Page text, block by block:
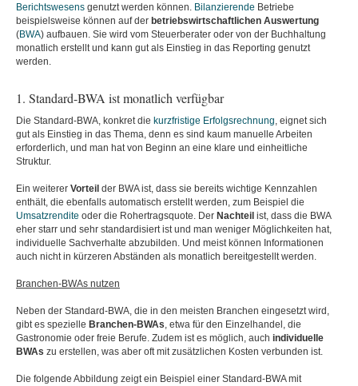
Berichtswesens genutzt werden können. Bilanzierende Betriebe
beispielsweise können auf der betriebswirtschaftlichen Auswertung
(BWA) aufbauen. Sie wird vom Steuerberater oder von der Buchhaltung
monatlich erstellt und kann gut als Einstieg in das Reporting genutzt
werden.
1. Standard-BWA ist monatlich verfügbar
Die Standard-BWA, konkret die kurzfristige Erfolgsrechnung, eignet sich
gut als Einstieg in das Thema, denn es sind kaum manuelle Arbeiten
erforderlich, und man hat von Beginn an eine klare und einheitliche
Struktur.
Ein weiterer Vorteil der BWA ist, dass sie bereits wichtige Kennzahlen
enthält, die ebenfalls automatisch erstellt werden, zum Beispiel die
Umsatzrendite oder die Rohertragsquote. Der Nachteil ist, dass die BWA
eher starr und sehr standardisiert ist und man weniger Möglichkeiten hat,
individuelle Sachverhalte abzubilden. Und meist können Informationen
auch nicht in kürzeren Abständen als monatlich bereitgestellt werden.
Branchen-BWAs nutzen
Neben der Standard-BWA, die in den meisten Branchen eingesetzt wird,
gibt es spezielle Branchen-BWAs, etwa für den Einzelhandel, die
Gastronomie oder freie Berufe. Zudem ist es möglich, auch individuelle
BWAs zu erstellen, was aber oft mit zusätzlichen Kosten verbunden ist.
Die folgende Abbildung zeigt ein Beispiel einer Standard-BWA mit